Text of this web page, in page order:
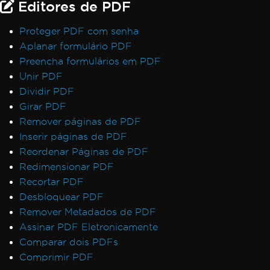
Editores de PDF
Proteger PDF com senha
Aplanar formulário PDF
Preencha formulários em PDF
Unir PDF
Dividir PDF
Girar PDF
Remover páginas de PDF
Inserir páginas de PDF
Reordenar Páginas de PDF
Redimensionar PDF
Recortar PDF
Desbloquear PDF
Remover Metadados de PDF
Assinar PDF Eletronicamente
Comparar dois PDFs
Comprimir PDF